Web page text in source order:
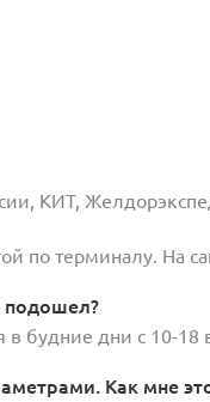
КИТ,
по терминалу. На
подошел?
будние дни с 10-
Как мне